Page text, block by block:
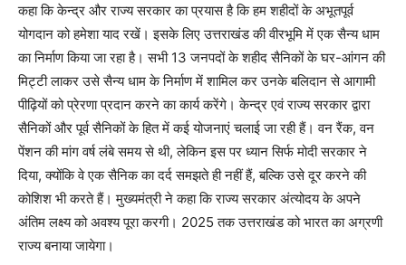
कहा कि केन्द्र और राज्य सरकार का प्रयास है कि हम शहीदों के अभूतपूर्व
योगदान को हमेशा याद रखें। इसके लिए उत्तराखंड की वीरभूमि में एक सैन्य धाम
का निर्माण किया जा रहा है। सभी 13 जनपदों के शहीद सैनिकों के घर-आंगन की
मिट्टी लाकर उसे सैन्य धाम के निर्माण में शामिल कर उनके बलिदान से आगामी
पीढ़ियों को प्रेरणा प्रदान करने का कार्य करेंगे। केन्द्र एवं राज्य सरकार द्वारा
सैनिकों और पूर्व सैनिकों के हित में कई योजनाएं चलाई जा रही हैं। वन रैंक, वन
पेंशन की मांग वर्ष लंबे समय से थी, लेकिन इस पर ध्यान सिर्फ मोदी सरकार ने
दिया, क्योंकि वे एक सैनिक का दर्द समझते ही नहीं हैं, बल्कि उसे दूर करने की
कोशिश भी करते हैं। मुख्यमंत्री ने कहा कि राज्य सरकार अंत्योदय के अपने
अंतिम लक्ष्य को अवश्य पूरा करगी। 2025 तक उत्तराखंड को भारत का अग्रणी
राज्य बनाया जायेगा।